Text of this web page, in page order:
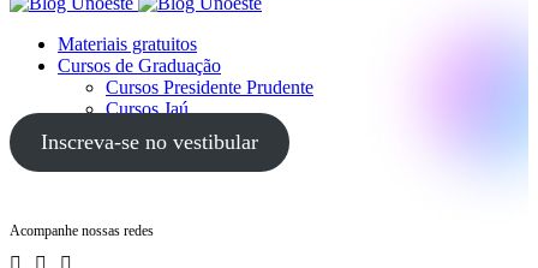
Materiais gratuitos
Cursos de Graduação
Cursos Presidente Prudente
Cursos Jaú
Cursos Guarujá
Inscreva-se no vestibular
Acompanhe nossas redes